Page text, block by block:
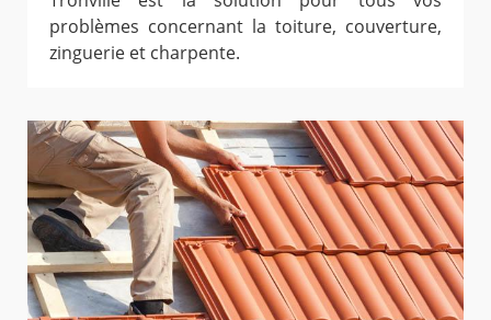
problèmes concernant la toiture, couverture,
zinguerie et charpente.